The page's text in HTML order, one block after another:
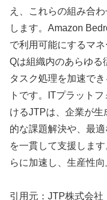
え、これらの組み合
します。Amazon
で利用可能にするマ
Qは組織内のあらゆる
タスク処理を加速で
トです。ITプラット
けるJTPは、企業が
的な課題解決や、最
を一貫して支援しま
らに加速し、生産性向
引用元：JTP株式会社